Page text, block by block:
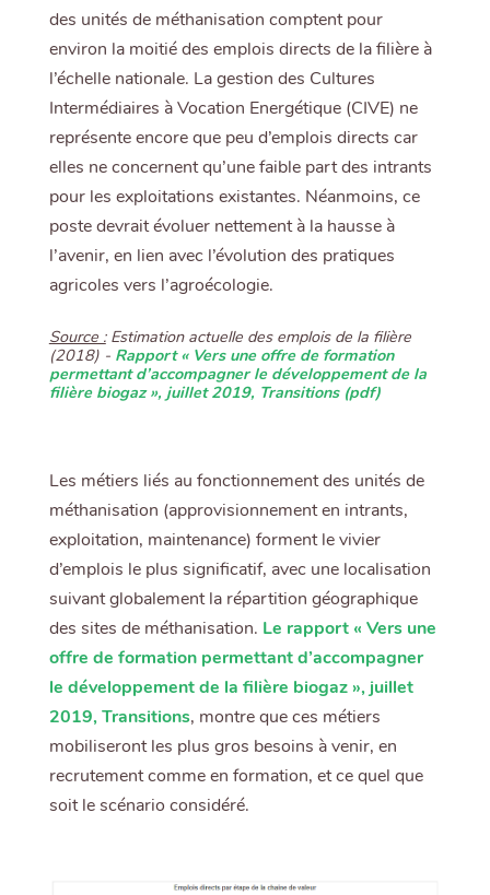
des unités de méthanisation comptent pour
environ la moitié des emplois directs de la filière à
l’échelle nationale. La gestion des Cultures
Intermédiaires à Vocation Energétique (CIVE) ne
représente encore que peu d’emplois directs car
elles ne concernent qu’une faible part des intrants
pour les exploitations existantes. Néanmoins, ce
poste devrait évoluer nettement à la hausse à
l’avenir, en lien avec l’évolution des pratiques
agricoles vers l’agroécologie.
Source :Estimation actuelle des emplois de la filière
(2018) - Rapport « Vers une offre de formation
permettant d’accompagner le développement de la
filière biogaz », juillet 2019, Transitions (pdf)
Les métiers liés au fonctionnement des unités de
méthanisation (approvisionnement en intrants,
exploitation, maintenance) forment le vivier
d’emplois le plus significatif, avec une localisation
suivant globalement la répartition géographique
des sites de méthanisation. Le rapport « Vers une
offre de formation permettant d’accompagner
le développement de la filière biogaz », juillet
2019, Transitions, montre que ces métiers
mobiliseront les plus gros besoins à venir, en
recrutement comme en formation, et ce quel que
soit le scénario considéré.